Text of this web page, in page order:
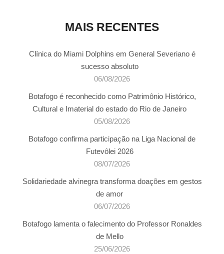
MAIS RECENTES
Clínica do Miami Dolphins em General Severiano é
sucesso absoluto
06/08/2026
Botafogo é reconhecido como Patrimônio Histórico,
Cultural e Imaterial do estado do Rio de Janeiro
05/08/2026
Botafogo confirma participação na Liga Nacional de
Futevôlei 2026
08/07/2026
Solidariedade alvinegra transforma doações em gestos
de amor
06/07/2026
Botafogo lamenta o falecimento do Professor Ronaldes
de Mello
25/06/2026